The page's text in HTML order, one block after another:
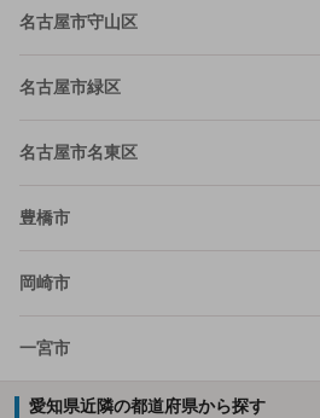
名古屋市守山区
名古屋市緑区
名古屋市名東区
豊橋市
岡崎市
一宮市
愛知県近隣の都道府県から探す